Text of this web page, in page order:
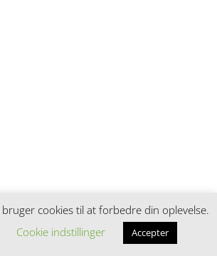
cookies til at forbedre din oplevelse.
Cookie indstillinger Accepter